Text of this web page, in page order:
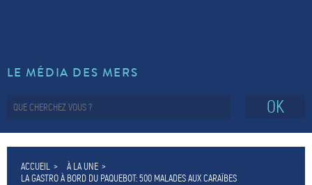
LE MÉDIA DES MERS
OK
ACCUEIL
À LA UNE
LA GASTRO À BORD DU PAQUEBOT: 500 MALADES AUX CARAÏBES